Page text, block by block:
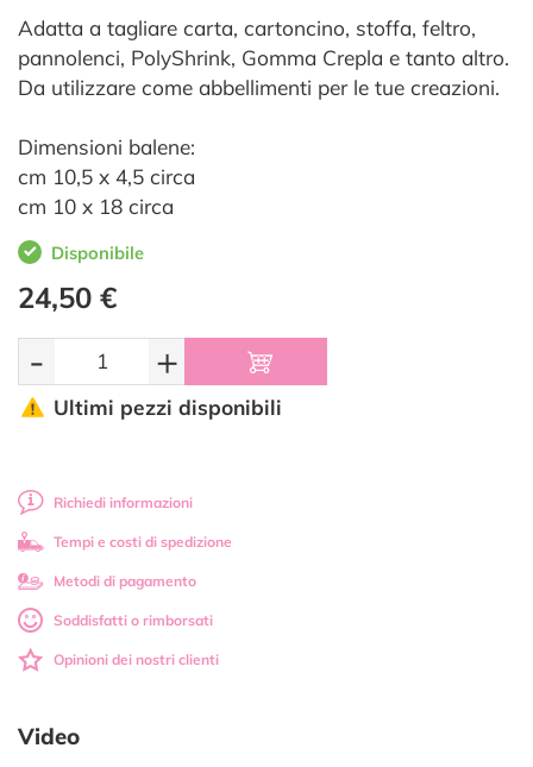
Adatta a tagliare carta, cartoncino, stoffa, feltro,
pannolenci, PolyShrink, Gomma Crepla e tanto altro.
Da utilizzare come abbellimenti per le tue creazioni.
Dimensioni balene:
cm 10,5 x 4,5 circa
cm 10 x 18 circa
Disponibile
24,50 €
- +
Ultimi pezzi disponibili
Richiedi informazioni
Tempi e costi di spedizione
Metodi di pagamento
Soddisfatti o rimborsati
Opinioni dei nostri clienti
Video